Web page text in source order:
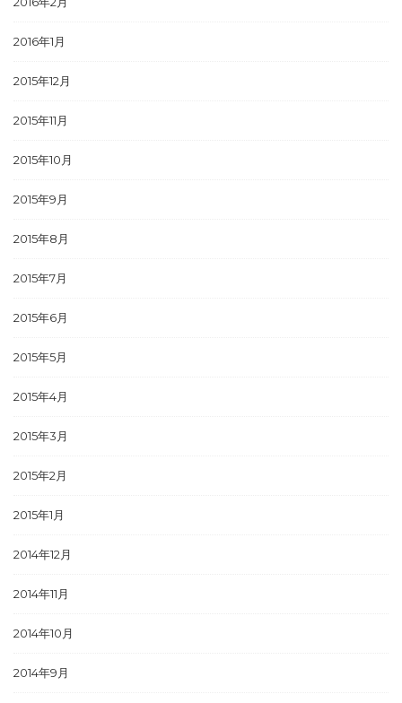
2016年1月
2015年12月
2015年11月
2015年10月
2015年9月
2015年8月
2015年7月
2015年6月
2015年5月
2015年4月
2015年3月
2015年2月
2015年1月
2014年12月
2014年11月
2014年10月
2014年9月